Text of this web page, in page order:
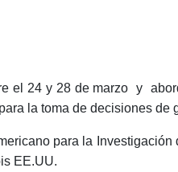
el 24 y 28 de marzo y
la toma de decisiones de
para la
EE.UU.